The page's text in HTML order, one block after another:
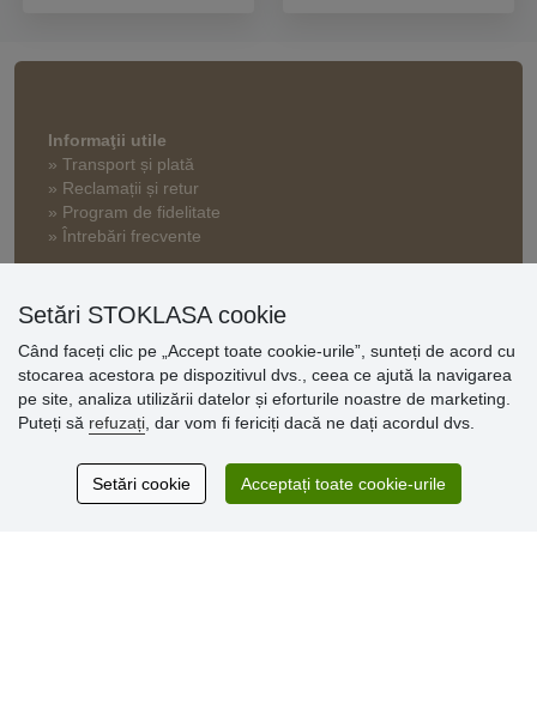
Informaţii utile
» Transport și plată
» Reclamații și retur
» Program de fidelitate
» Întrebări frecvente
» Setări cookie
Opinii
Excellent service
Setări STOKLASA cookie
Când faceți clic pe „Accept toate cookie-urile”, sunteți de acord cu
stocarea acestora pe dispozitivul dvs., ceea ce ajută la navigarea
pe site, analiza utilizării datelor și eforturile noastre de marketing.
Puteți să refuzați , dar vom fi fericiți dacă ne dați acordul dvs.
Setări cookie Acceptați toate cookie-urile